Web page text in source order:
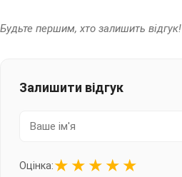
Будьте першим, хто залишить відгук!
Залишити відгук
Оцінка:★ ★ ★ ★ ★